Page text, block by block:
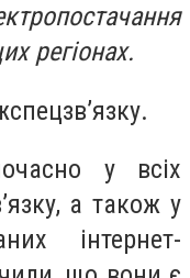
регіонах.
у всіх
а також у
інтернет-